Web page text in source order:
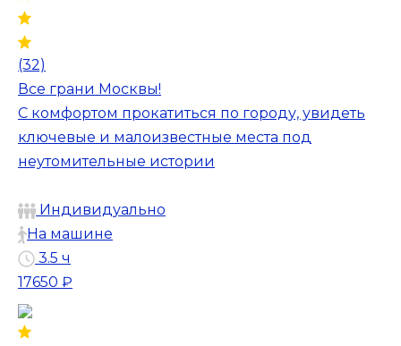
(32)
Все грани Москвы!
С комфортом прокатиться по городу, увидеть
ключевые и малоизвестные места под
неутомительные истории
Индивидуально
На машине
3.5 ч
17650 ₽